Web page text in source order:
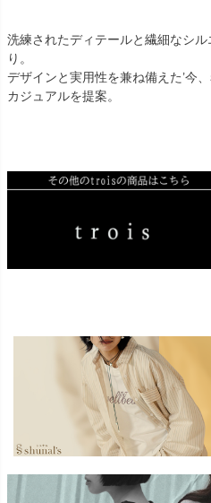
洗練されたディテールと繊細なシ
り。
デザインと実用性を兼ね備えた’今
カジュアルを提案。